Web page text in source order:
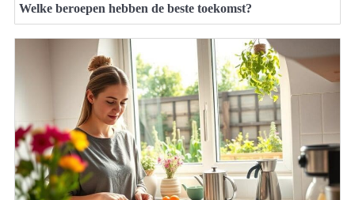
Welke beroepen hebben de beste toekomst?